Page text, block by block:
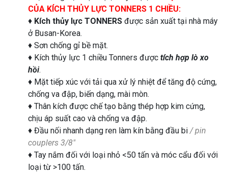
CỦA KÍCH THỦY LỰC TONNERS 1 CHIỀU:
♦ Kích thủy lực TONNERS được sản xuất tại nhà máy
ở Busan-Korea.
♦ Sơn chống gỉ bề mặt.
♦ Kích thủy lực 1 chiều Tonners được tích hợp lò xo
hồi.
♦ Mặt tiếp xúc với tải qua xử lý nhiệt để tăng độ cứng,
chống va đập, biến dạng, mài mòn.
♦ Thân kích được chế tạo bằng thép hợp kim cứng,
chịu áp suất cao và chống va đập.
♦ Đầu nối nhanh dạng ren làm kín bằng đầu bi / pin
couplers 3/8″
♦ Tay nắm đối với loại nhỏ <50 tấn và móc cẩu đối với
loại từ >100 tấn.